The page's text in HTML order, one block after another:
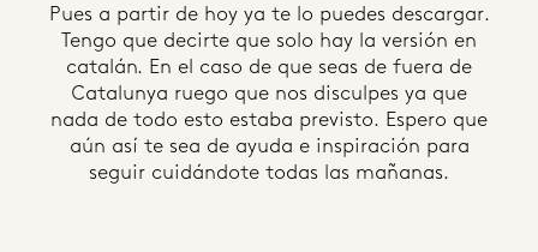
Pues a partir de hoy ya te lo puedes descargar.
Tengo que decirte que solo hay la versión en
catalán. En el caso de que seas de fuera de
Catalunya ruego que nos disculpes ya que
nada de todo esto estaba previsto. Espero que
aún así te sea de ayuda e inspiración para
seguir cuidándote todas las mañanas.